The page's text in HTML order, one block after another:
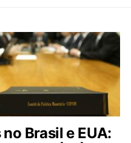
Brasil e EUA: